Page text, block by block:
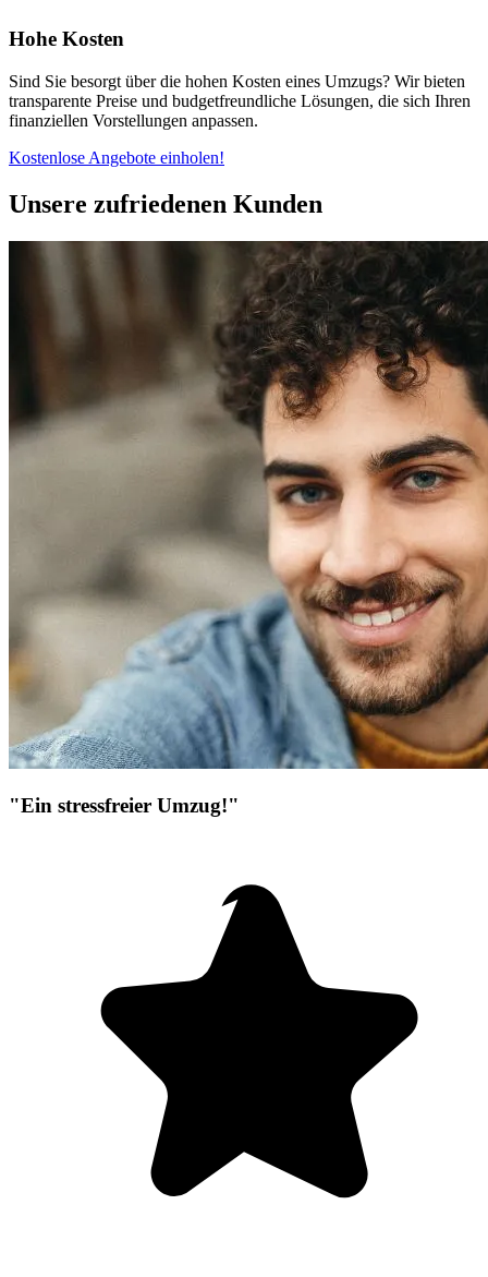
Hohe Kosten
Sind Sie besorgt über die hohen Kosten eines Umzugs? Wir bieten
transparente Preise und budgetfreundliche Lösungen, die sich Ihren
finanziellen Vorstellungen anpassen.
Kostenlose Angebote einholen!
Unsere zufriedenen Kunden
"Ein stressfreier Umzug!"